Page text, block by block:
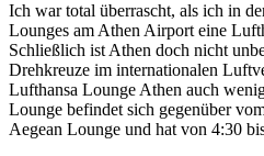
Ich war total überrascht, als ich in
Lounges am Athen Airport eine
Schließlich ist Athen doch nicht
Drehkreuze im internationalen
Lufthansa Lounge Athen auch
Lounge befindet sich gegenüber
Aegean Lounge und hat von 4:30